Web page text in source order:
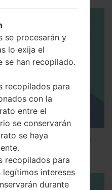
Oficial en el teléfono
LG UP?
se procesarán y
lo exija el
se han recopilado.
recopilados para
con la
entre el
se conservarán
se haya
recopilados para
intereses
durante